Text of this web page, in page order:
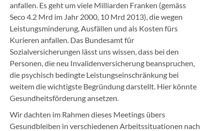
anfallen. Es geht um viele Milliarden Franken (gemäss
Seco 4.2 Mrd im Jahr 2000, 10 Mrd 2013), die wegen
Leistungsminderung, Ausfällen und als Kosten fürs
Kurieren anfallen. Das Bundesamt für
Sozialversicherungen lässt uns wissen, dass bei den
Personen, die neu Invalidenversicherung beanspruchen,
die psychisch bedingte Leistungseinschränkung bei
weitem die wichtigste Begründung darstellt. Hier könnte
Gesundheitsförderung ansetzen.
Wir dachten im Rahmen dieses Meetings übers
Gesundbleiben in verschiedenen Arbeitssituationen nach